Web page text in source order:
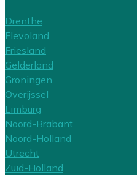
Drenthe
Flevoland
Friesland
Gelderland
Groningen
Overijssel
Limburg
Noord-Brabant
Noord-Holland
Utrecht
Zuid-Holland